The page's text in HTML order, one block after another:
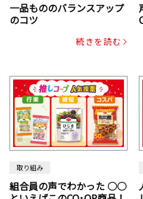
一品もののバランスアップ
のコツ
続きを読む
取り組み
組合員の声でわかった ○○